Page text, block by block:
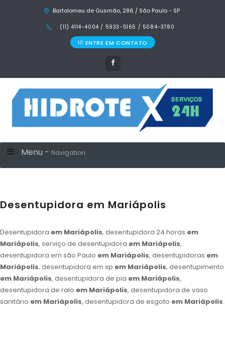
Bartolomeu de Gusmão, 286 / São Paulo - SP
(11) 4114-4004 / 5933-5165 / 5084-3780
ENTRE EM CONTATO
Menu - Navigation
Desentupidora em Mariápolis
Desentupidora em Mariápolis, desentupidora 24 horas em
Mariápolis, serviço de desentupidora em Mariápolis,
desentupidora em são Paulo em Mariápolis, desentupidoras em
Mariápolis, desentupidora em sp em Mariápolis, desentupimento
em Mariápolis, desentupidora de pia em Mariápolis,
desentupidora de ralo em Mariápolis, desentupidora de vaso
sanitário em Mariápolis, desentupidora de esgoto em Mariápolis.